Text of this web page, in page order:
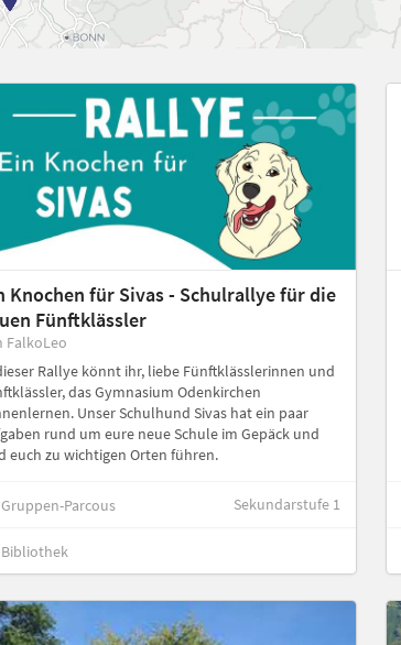
Knochen für Sivas - Schulrallye für die
Fünftklässler
FalkoLeo
Rallye könnt ihr, liebe Fünftklässlerinnen und
das Gymnasium Odenkirchen
Unser Schulhund Sivas hat ein paar
rund um eure neue Schule im Gepäck und
euch zu wichtigen Orten führen.
Gruppen-Parcous Sekundarstufe 1
Bibliothek